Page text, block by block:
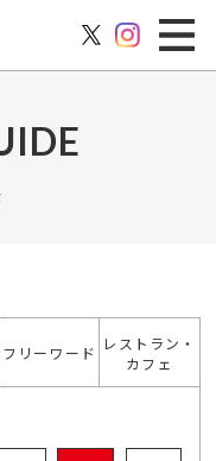
フリーワード レストラン・
カフェ